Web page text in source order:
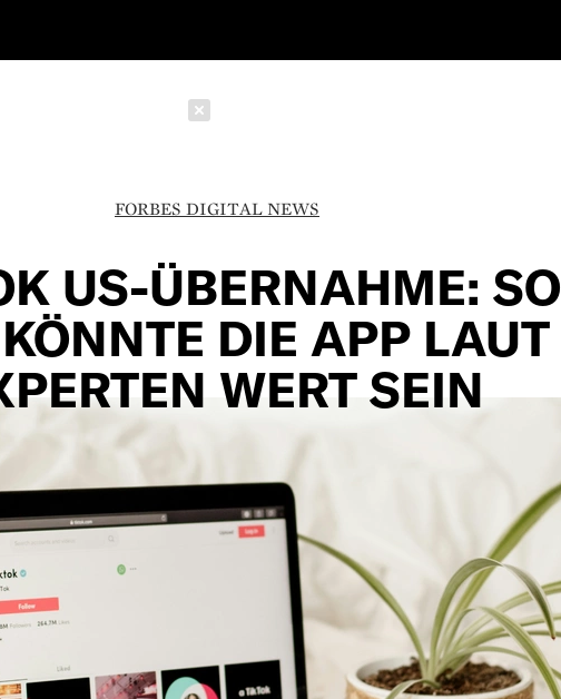
FORBES DIGITAL NEWS
US-ÜBERNAHME: SO
DIE APP LAUT
WERT SEIN